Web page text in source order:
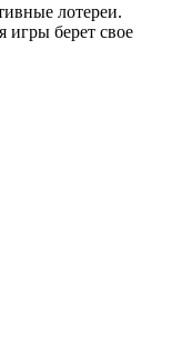
лотереи.
берет свое